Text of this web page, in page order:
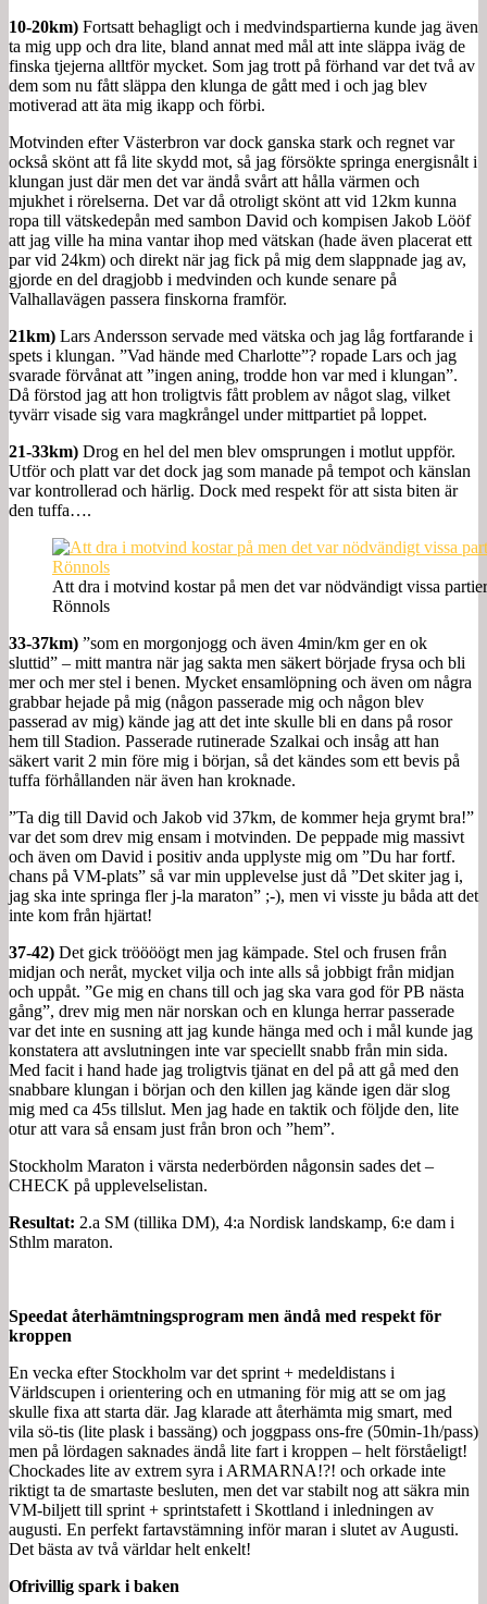
10-20km) Fortsatt behagligt och i medvindspartierna kunde jag även
ta mig upp och dra lite, bland annat med mål att inte släppa iväg de
finska tjejerna alltför mycket. Som jag trott på förhand var det två av
dem som nu fått släppa den klunga de gått med i och jag blev
motiverad att äta mig ikapp och förbi.
Motvinden efter Västerbron var dock ganska stark och regnet var
också skönt att få lite skydd mot, så jag försökte springa energisnålt i
klungan just där men det var ändå svårt att hålla värmen och
mjukhet i rörelserna. Det var då otroligt skönt att vid 12km kunna
ropa till vätskedepån med sambon David och kompisen Jakob Lööf
att jag ville ha mina vantar ihop med vätskan (hade även placerat ett
par vid 24km) och direkt när jag fick på mig dem slappnade jag av,
gjorde en del dragjobb i medvinden och kunde senare på
Valhallavägen passera finskorna framför.
21km) Lars Andersson servade med vätska och jag låg fortfarande i
spets i klungan. ”Vad hände med Charlotte”? ropade Lars och jag
svarade förvånat att ”ingen aning, trodde hon var med i klungan”.
Då förstod jag att hon troligtvis fått problem av något slag, vilket
tyvärr visade sig vara magkrångel under mittpartiet på loppet.
21-33km) Drog en hel del men blev omsprungen i motlut uppför.
Utför och platt var det dock jag som manade på tempot och känslan
var kontrollerad och härlig. Dock med respekt för att sista biten är
den tuffa….
Att dra i motvind kostar på men det var nödvändigt vissa
Rönnols
33-37km) ”som en morgonjogg och även 4min/km ger en ok
sluttid” – mitt mantra när jag sakta men säkert började frysa och bli
mer och mer stel i benen. Mycket ensamlöpning och även om några
grabbar hejade på mig (någon passerade mig och någon blev
passerad av mig) kände jag att det inte skulle bli en dans på rosor
hem till Stadion. Passerade rutinerade Szalkai och insåg att han
säkert varit 2 min före mig i början, så det kändes som ett bevis på
tuffa förhållanden när även han kroknade.
”Ta dig till David och Jakob vid 37km, de kommer heja grymt bra!”
var det som drev mig ensam i motvinden. De peppade mig massivt
och även om David i positiv anda upplyste mig om ”Du har fortf.
chans på VM-plats” så var min upplevelse just då ”Det skiter jag i,
jag ska inte springa fler j-la maraton” ;-), men vi visste ju båda att det
inte kom från hjärtat!
37-42) Det gick tröööögt men jag kämpade. Stel och frusen från
midjan och neråt, mycket vilja och inte alls så jobbigt från midjan
och uppåt. ”Ge mig en chans till och jag ska vara god för PB nästa
gång”, drev mig men när norskan och en klunga herrar passerade
var det inte en susning att jag kunde hänga med och i mål kunde jag
konstatera att avslutningen inte var speciellt snabb från min sida.
Med facit i hand hade jag troligtvis tjänat en del på att gå med den
snabbare klungan i början och den killen jag kände igen där slog
mig med ca 45s tillslut. Men jag hade en taktik och följde den, lite
otur att vara så ensam just från bron och ”hem”.
Stockholm Maraton i värsta nederbörden någonsin sades det –
CHECK på upplevelselistan.
Resultat: 2.a SM (tillika DM), 4:a Nordisk landskamp, 6:e dam i
Sthlm maraton.
Speedat återhämtningsprogram men ändå med respekt för
kroppen
En vecka efter Stockholm var det sprint + medeldistans i
Världscupen i orientering och en utmaning för mig att se om jag
skulle fixa att starta där. Jag klarade att återhämta mig smart, med
vila sö-tis (lite plask i bassäng) och joggpass ons-fre (50min-1h/pass)
men på lördagen saknades ändå lite fart i kroppen – helt förståeligt!
Chockades lite av extrem syra i ARMARNA!?! och orkade inte
riktigt ta de smartaste besluten, men det var stabilt nog att säkra min
VM-biljett till sprint + sprintstafett i Skottland i inledningen av
augusti. En perfekt fartavstämning inför maran i slutet av Augusti.
Det bästa av två världar helt enkelt!
Ofrivillig spark i baken